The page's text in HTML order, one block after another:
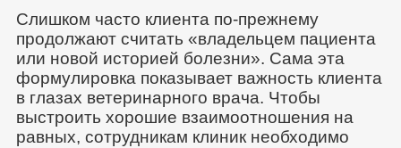
Слишком часто клиента по-прежнему
продолжают считать «владельцем пациента
или новой историей болезни». Сама эта
формулировка показывает важность клиента
в глазах ветеринарного врача. Чтобы
выстроить хорошие взаимоотношения на
равных, сотрудникам клиник необходимо